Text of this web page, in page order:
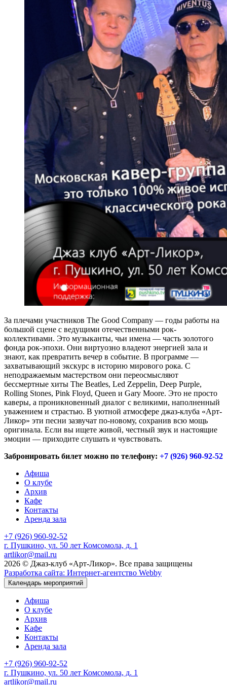
За плечами участников The Good Company — годы работы на
большой сцене с ведущими отечественными рок-
коллективами. Это музыканты, чьи имена — часть золотого
фонда рок-эпохи. Они виртуозно владеют энергией зала и
знают, как превратить вечер в событие. В программе —
захватывающий экскурс в историю мирового рока. С
неподражаемым мастерством они переосмысляют
бессмертные хиты The Beatles, Led Zeppelin, Deep Purple,
Rolling Stones, Pink Floyd, Queen и Gary Moore. Это не просто
каверы, а проникновенный диалог с великими, наполненный
уважением и страстью. В уютной атмосфере джаз-клуба «Арт-
Ликор» эти песни зазвучат по-новому, сохранив всю мощь
оригинала. Если вы ищете живой, честный звук и настоящие
эмоции — приходите слушать и чувствовать.
Забронировать билет можно по телефону: +7 (926) 960-92-52
Афиша
О клубе
Архив
Кафе
Контакты
Аренда зала
+7 (926) 960-92-52
г. Пушкино, ул. 50 лет Комсомола, д. 1
artlikor@mail.ru
2026 © Джаз-клуб «Арт-Ликор». Все права защищены
Разработка сайта: Интернет-агентство Webby
Календарь мероприятий
Афиша
О клубе
Архив
Кафе
Контакты
Аренда зала
+7 (926) 960-92-52
г. Пушкино, ул. 50 лет Комсомола, д. 1
artlikor@mail.ru